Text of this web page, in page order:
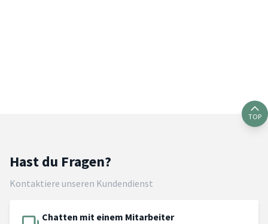
TOP
Hast du Fragen?
Kontaktiere unseren Kundendienst
Chatten mit einem Mitarbeiter